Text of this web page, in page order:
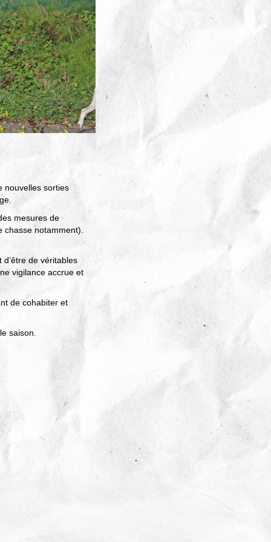
nouvelles sorties
mesures de
notamment).
de véritables
vigilance accrue et
de cohabiter et
saison.